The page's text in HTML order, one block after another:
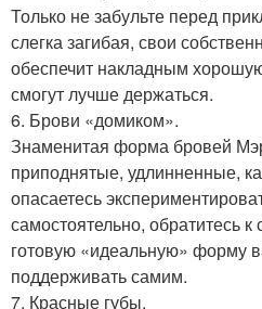
Только не забульте перед
слегка загибая, свои
обеспечит накладным
смогут лучше держаться.
6. Брови «домиком».
Знаменитая форма бровей
приподнятые, удлинненные,
опасаетесь
самостоятельно, обратитесь
готовую «идеальную» форму
поддерживать самим.
7. Красные губы.